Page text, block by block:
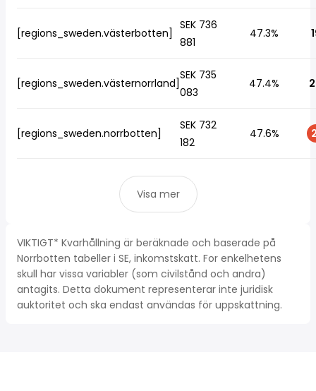
[regions_sweden.västerbotten]
SEK 736
881
47.3%
[regions_sweden.västernorrland]
SEK 735
083
47.4%
[regions_sweden.norrbotten]
SEK 732
182
47.6%
Visa mer
VIKTIGT* Kvarhållning är beräknade och baserade på
Norrbotten tabeller i SE, inkomstskatt. For enkelhetens
skull har vissa variabler (som civilstånd och andra)
antagits. Detta dokument representerar inte juridisk
auktoritet och ska endast användas för uppskattning.